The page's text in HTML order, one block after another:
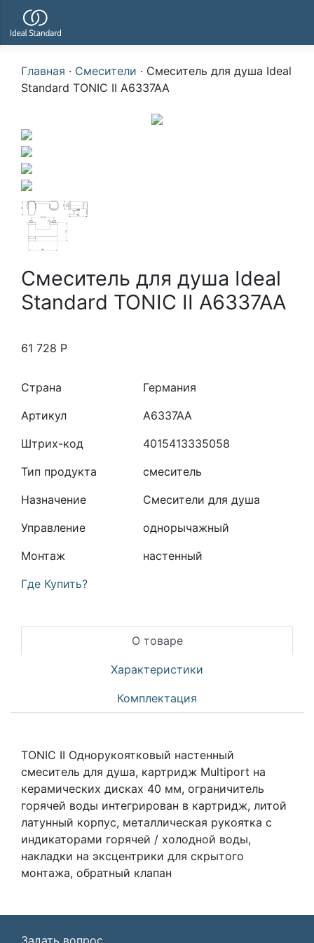
Главная · Смесители · Смеситель для душа Ideal
Standard TONIC II A6337AA
Смеситель для душа Ideal
Standard TONIC II A6337AA
61 728 Р
Страна
Германия
Артикул
A6337AA
Штрих-код
4015413335058
Тип продукта
смеситель
Назначение
Смесители для душа
Управление
однорычажный
Монтаж
настенный
Где Купить?
О товаре
Характеристики
Комплектация
TONIC II Однорукоятковый настенный
смеситель для душа, картридж Multiport на
керамических дисках 40 мм, ограничитель
горячей воды интегрирован в картридж, литой
латунный корпус, металлическая рукоятка с
индикаторами горячей / холодной воды,
накладки на эксцентрики для скрытого
монтажа, обратный клапан
Задать вопрос